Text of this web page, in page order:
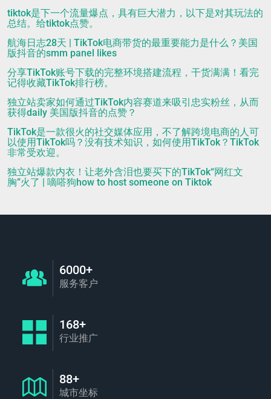
tiktok是下一个流量爆点，具有巨大潜力，以下是对其玩法的
总结。给tiktok点赞。
航海日志28天 | TikTok电商带货的最重要能力是什么？美国
版抖音的smm panel likes
分享TikTok账号下载的完整环境搭建流程，干货满满！看完
记得收藏TikTok排行榜。
独立站卖家如何通过TikTok内容赛道来吸引忠实粉丝，从而
获得daily 美国版抖音的点赞？
TikTok是一款很火的社交媒体应用，不了解跨境电商的人可
以使用TikTok吗？没有技术知识，如何使用TikTok？TikTok
非常受欢迎。
独立站爆款内衣！让老外含泪也要买下的TikTok“网红文
胸”火了 | 嘀嗒狗how to host someone on Tiktok
6000+
服务客户
168+
行业推广
88+
城市坐标